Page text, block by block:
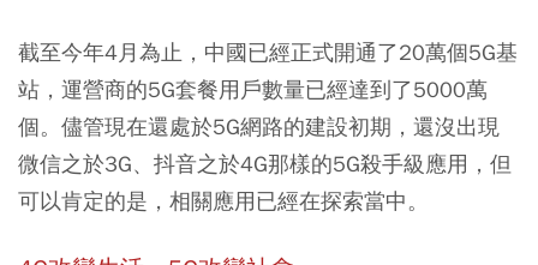
截至今年4月為止，中國已經正式開通了20萬個5G基
站，運營商的5G套餐用戶數量已經達到了5000萬
個。儘管現在還處於5G網路的建設初期，還沒出現
微信之於3G、抖音之於4G那樣的5G殺手級應用，但
可以肯定的是，相關應用已經在探索當中。